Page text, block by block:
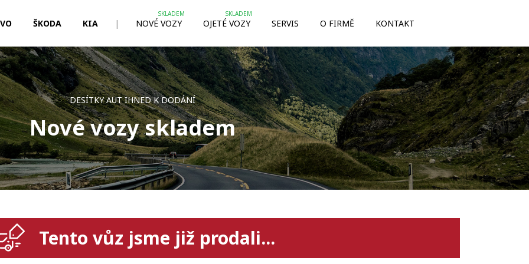
ŠKODA KIA | NOVÉ VOZY OJETÉ VOZY SERVIS O FIRMĚ KONTAKT
DESÍTKY AUT IHNED K DODÁNÍ
Nové vozy skladem
Tento vůz jsme již prodali...